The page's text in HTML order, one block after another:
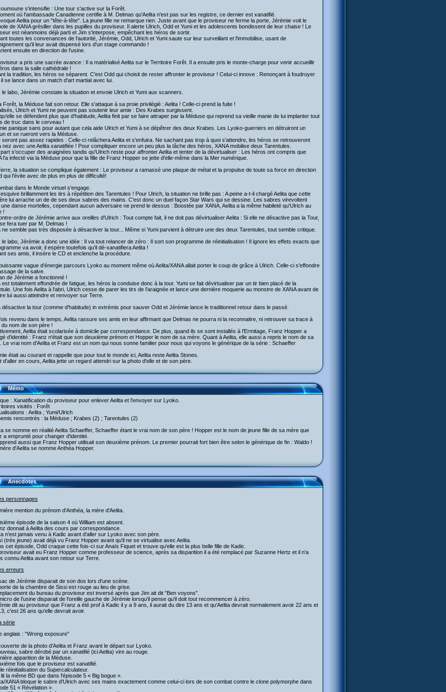
s'intensifie : Une tour s'active sur la Forêt.
où l'ambassade Canadienne certifie à M. Delmas qu'Aelita n'est pas sur les registre, ce dernier est xanatifié.
Aelita pour un "tête-à-tête". La jeune fille ne remarque rien. Juste avant que le proviseur ne ferme la porte, Jérémie voit le
de XANA grésiller dans les pupilles du proviseur. Il alerte Ulrich, Odd et Yumi et les adolescents bondissent de leur chaise ! Le
est néanmoins déjà parti et Jim s'interpose, empêchant les héros de sortir.
toutes les convenances de l'autorité, Jérémie, Odd, Ulrich et Yumi saute sur leur surveillant et l'immobilise, usant de
qu'il leur avait dispensé lors d'un stage commando !
ensuite en direction de l'usine.
a pris une sacrée avance : Il a matérialisé Aelita sur le Territoire Forêt. Il a ensuite pris le monte-charge pour venir accueillir
dans la salle cathédrale !
la tradition, les héros se séparent. C'est Odd qui choisit de rester affronter le proviseur ! Celui-ci innove : Renonçant à foudroyer
se lance dans un match d'art martial avec lui.
le labo, Jérémie constate la situation et envoie Ulrich et Yumi aux scanners.
Forêt, la Méduse fait son retour. Elle s'attaque à sa proie privilégié : Aelita ! Celle-ci prend la fuite !
Ulrich et Yumi ne peuvent pas soutenir leur amie : Des Krabes surgissent.
se défendent plus que d'habitude, Aelita finit par se faire attraper par la Méduse qui reprend sa vieille manie de lui implanter tout
de truc dans le cerveau !
panique sans pour autant que cela aide Ulrich et Yumi à se dépêtrer des deux Krabes. Les Lyoko-guerriers en détruiront un
et se rueront vers la Méduse.
seront pas assez rapides : Celle-ci relâchera Aelita et s'enfuira. Ne sachant pas trop à quoi s'attendre, les héros se retrouveront
nez avec une Aelita xanatifiée ! Pour compliquer encore un peu plus la tâche des héros, XANA mobilise deux Tarentules.
part s'occuper des araignées tandis qu'Ulrich reste pour affronter Aelita et tenter de la dévirtualiser : Les héros ont compris que
l'a infecté via la Méduse pour que la fille de Franz Hopper se jette d'elle-même dans la Mer numérique.
la situation se complique également : Le proviseur a ramassé une plaque de métal et la propulse de toute sa force en direction
qui l'évite avec de plus en plus de difficulté!
dans le Monde virtuel s'engage.
esquive brillamment les tirs à répétition des Tarentules ! Pour Ulrich, la situation ne brille pas : A peine a-t-il chargé Aelita que cette
lui arrache un de de ses deux sabres des mains. C'est donc un duel façon Star Wars qui se dessine. Les sabres virevoltent
danse mortelles, cependant aucun adversaire ne prend le dessus : Boostée par XANA, Aelita a la même habileté qu'Ulrich au
!
ordre de Jérémie arrive aux oreilles d'Ulrich : Tout compte fait, il ne doit pas dévirtualiser Aelita : Si elle ne désactive pas la Tour,
fera tuer par M. Delmas !
ne semble pas très disposée à désactiver la tour... Même si Yumi parvient à détruire une des deux Tarentules, tout semble critique.
le labo, Jérémie a donc une idée : Il va tout relancer de zéro : Il sort son programme de réinitialisation ! Il ignore les effets exacts que
va avoir, il espère toutefois qu'il dé-xanatifiera Aelita !
ses amis, il insère le CD et enclenche la procédure.
vague d'énergie parcours Lyoko au moment même où Aelita/XANA allait porter le coup de grâce à Ulrich. Celle-ci s'effondre
de la salve.
de Jérémie a fonctionné !
est totalement effondrée de fatigue, les héros la conduise donc à la tour. Yumi se fait dévirtualiser par un tir bien placé de la
Une fois Aelita à l'abri, Ulrich cesse de parer les tirs de l'araignée et lance une dernière moquerie au monstre de XANA avant de
lui aussi atteindre et renvoyer sur Terre.
désactive la tour (comme d'habitude) in extrémis pour sauver Odd et Jérémie lance le traditionnel retour dans le passé.
revenu dans le temps, Aelita rassure ses amis en leur affirmant que Delmas ne pourra ni la reconnaitre, ni retrouver sa trace à
du nom de son père !
Aelita était scolarisée à domicile par correspondance. De plus, quand ils se sont installés à l'Ermitage, Franz Hopper a
d'identité : Franz n'était que son deuxième prénom et Hopper le nom de sa mère. Quant à Aelita, elle aussi a repris le nom de sa
Le vrai nom d'Aelita et Franz est un nom qui nous sonne familier pour nous qui voyons le générique de la série : Schaeffer
était au courant et rappelle que pour tout le monde ici, Aelita reste Aelita Stones.
d'aller en cours, Aelita jette un regard attendri sur la photo d'elle et de son père.
Mémo
: Xanatification du proviseur pour enlever Aelita et l'envoyer sur Lyoko.
visités : Forêt
: Aelita ; Yumi/Ulrich
rencontrés : la Méduse ; Krabes (2) ; Tarentules (2)
se nomme en réalité Aelita Schaeffer, Schaeffer étant le vrai nom de son père ! Hopper est le nom de jeune fille de sa mère que
a emprunté pour changer d'identité.
aussi que Franz Hopper utilisait son deuxième prénom. Le premier pourrait fort bien être selon le générique de fin : Waldo !
d'Aelita se nomme Anthéa Hopper.
Anecdotes
personnages
mention du prénom d'Anthéa, la mère d'Aelita.
épisode de la saison 4 où William est absent.
donnait à Aelita des cours par correspondance.
n'est jamais venu à Kadic avant d'aller sur Lyoko avec son père.
(très jeune) avait déjà vu Franz Hopper avant qu'il ne se virtualise avec Aelita.
cet épisode, Odd craque cette fois-ci sur Anaïs Fiquet et trouve qu'elle est la plus belle fille de Kadic.
avait eu Franz Hopper comme professeur de science, après sa disparition il a été remplacé par Suzanne Hertz et il n'a
connu Aelita avant son retour sur Terre.
erreurs
de Jérémie disparait de son dos lors d'une scène.
de la chambre de Sissi est rouge au lieu de grise.
du bureau du proviseur est inversé après que Jim ait dit "Ben voyons".
de l'usine disparait de l'oreille gauche de Jérémie lorsqu'il pense qu'il doit tout recommencer à zéro.
dit au proviseur que Franz a été prof à Kadic il y a 9 ans, il aurait du dire 13 ans et qu'Aelita devrait normalement avoir 22 ans et
c'est 26 ans qu'elle devrait avoir.
série
anglais : "Wrong exposure"
de la photo d'Aelita et Franz avant le départ sur Lyoko.
sabre dérobé par un xanatifié (ici Aelita) vire au rouge.
apparition de la Méduse.
fois que le proviseur est xanatifié.
réinitialisation du Supercalculateur.
la même BD que dans l'épisode 5 « Big bogue ».
XANA bloque le sabre d'Ulrich avec ses mains exactement comme celui-ci lors de son combat contre le clone polymorphe dans
51 « Révélation ».